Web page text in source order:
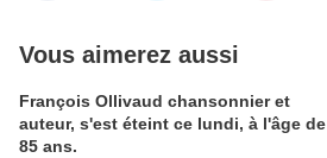
Vous aimerez aussi
François Ollivaud chansonnier et
auteur, s'est éteint ce lundi, à l'âge de
85 ans.